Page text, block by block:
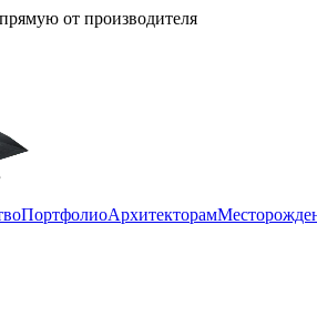
от производителя
ПортфолиоАрхитекторам